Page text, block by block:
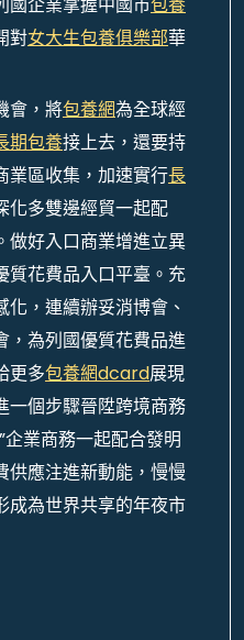
對女大生包養俱樂部華
會，將包養網為全球經
期包養接上去，還要持
業區收集，加速實行長
化多雙邊經貿一起配
做好入口商業增進立異
質花費品入口平臺。充
，連續辦妥消博會、
，為列國優質花費品進
更多包養網dcard展現
一個步驟晉陞跨境商務
業商務一起配合發明
供應注進新動能，慢慢
成為世界共享的年夜市